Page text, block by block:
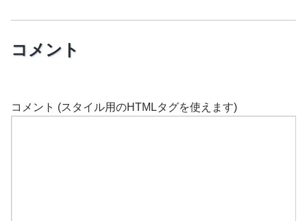
コメント
コメント (スタイル用のHTMLタグを使えます)